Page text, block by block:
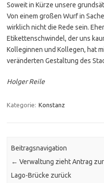
Soweit in Kürze unsere
Von einem großen Wurf in
wirklich nicht die Rede sein.
Etikettenschwindel, der uns
Kolleginnen und Kollegen, hat
veränderten Gestaltung des
Holger Reile
Kategorie: Konstanz
Beitragsnavigation
← Verwaltung zieht Antrag zur
Lago-Brücke zurück